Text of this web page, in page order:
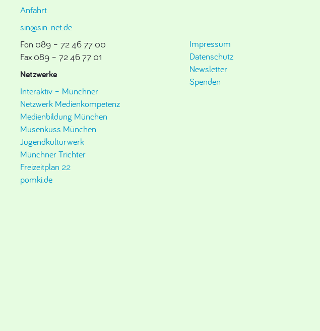
Anfahrt
sin@sin-net.de
Fon 089 – 72 46 77 00
Fax 089 – 72 46 77 01
Netzwerke
Interaktiv – Münchner
Netzwerk Medienkompetenz
Medienbildung München
Musenkuss München
Jugendkulturwerk
Münchner Trichter
Freizeitplan 22
pomki.de
Impressum
Datenschutz
Newsletter
Spenden